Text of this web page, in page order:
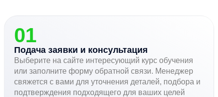
01
Подача заявки и консультация
Выберите на сайте интересующий курс обучения
или заполните форму обратной связи. Менеджер
свяжется с вами для уточнения деталей, подбора и
подтверждения подходящего для ваших целей